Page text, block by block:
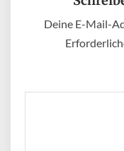
Deine E-Mail-